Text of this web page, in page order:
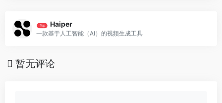
Top Haiper
一款基于人工智能（AI）的视频生成工具
暂无评论